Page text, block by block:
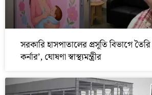
সরকারি হাসপাতালের প্রসূতি বিভাগে তৈরি
কর্নার’, ঘোষণা স্বাস্থ্যমন্ত্রীর